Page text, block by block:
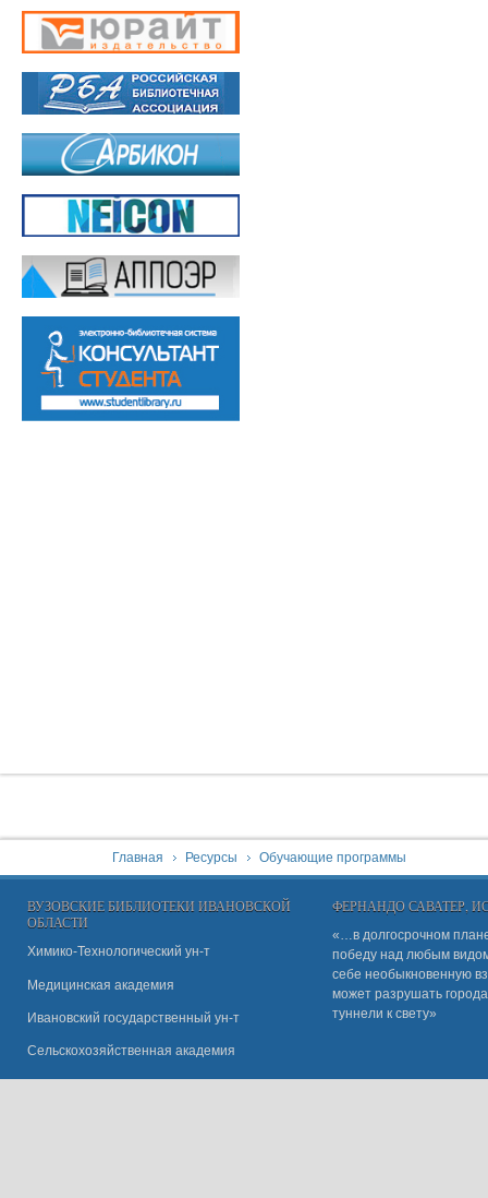
Главная Ресурсы Обучающие программы
ВУЗОВСКИЕ БИБЛИОТЕКИ ИВАНОВСКОЙ
ОБЛАСТИ
Химико-Технологический ун-т
Медицинская академия
Ивановский государственный ун-т
Сельскохозяйственная академия
ФЕРНАНДО САВАТЕР,
«…в долгосрочном
победу над любым
себе необыкновенную
может разрушать
туннели к свету»